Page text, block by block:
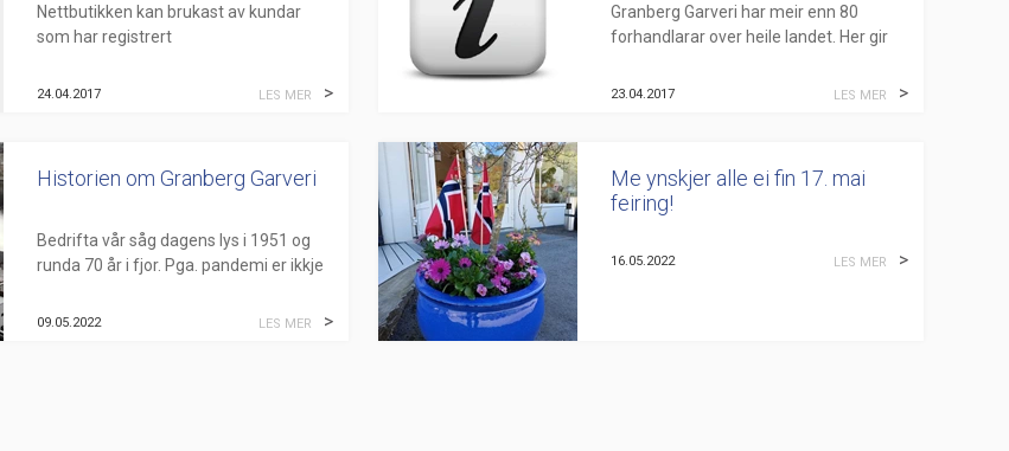
Nettbutikken kan brukast av kundar
som har registrert
Enhetsregisteret
. For å kunne nytte
24.04.2017 LES MER
Granberg Garveri har meir enn 80
forhandlarar over heile landet. Her gir
Nettbutikken:
23.04.2017 LES MER
Historien om Granberg Garveri
Bedrifta vår såg dagens lys i 1951 og
runda 70 år i fjor. Pga. pandemi er ikkje
laga ein film «Hi...
09.05.2022 LES MER
Me ynskjer alle ei fin 17. mai
feiring!
16.05.2022 LES MER